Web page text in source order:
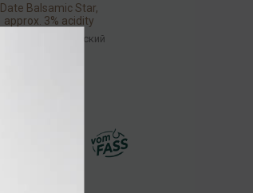
Date Balsamic Star,
approx. 3% acidity
бальзамический